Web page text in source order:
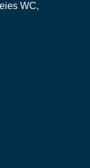
WC,